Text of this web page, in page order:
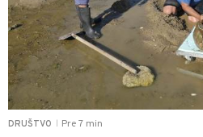
DRUŠTVO Pre 7 min